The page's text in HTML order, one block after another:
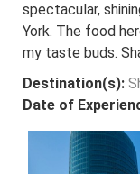
spectacular,
York. The food
my taste buds.
Destination(s):
Date of